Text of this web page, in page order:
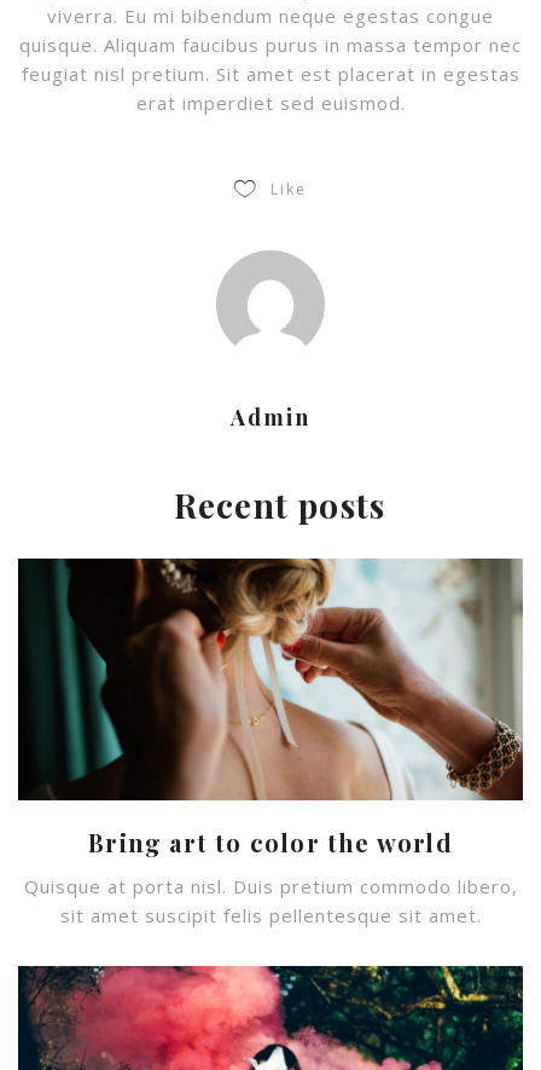
viverra. Eu mi bibendum neque egestas congue
quisque. Aliquam faucibus purus in massa tempor nec
feugiat nisl pretium. Sit amet est placerat in egestas
erat imperdiet sed euismod.
Like
Admin
Recent posts
Bring art to color the world
Quisque at porta nisl. Duis pretium commodo libero,
sit amet suscipit felis pellentesque sit amet.